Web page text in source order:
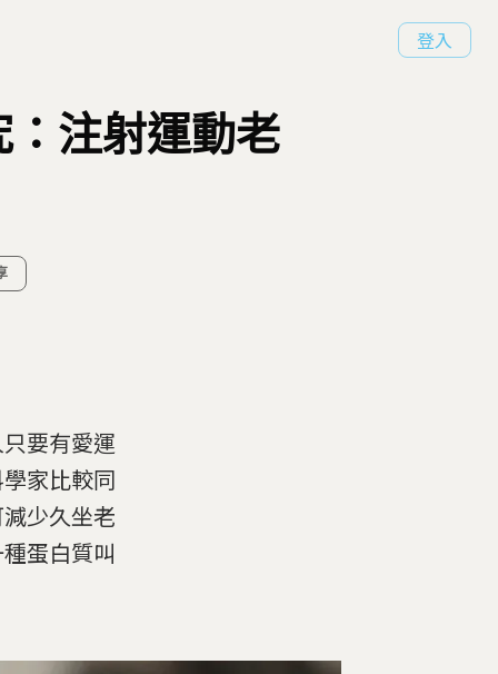
登入
注射運動老
要有愛運
家比較同
少久坐老
蛋白質叫